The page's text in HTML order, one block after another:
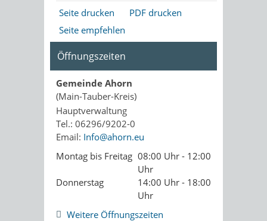
Seite drucken
PDF drucken
Seite empfehlen
Öffnungszeiten
Gemeinde Ahorn
(Main-Tauber-Kreis)
Hauptverwaltung
Tel.: 06296/9202-0
Email: Info@ahorn.eu
Montag bis Freitag 08:00 Uhr - 12:00
Uhr
Donnerstag
14:00 Uhr - 18:00
Uhr
Weitere Öffnungszeiten